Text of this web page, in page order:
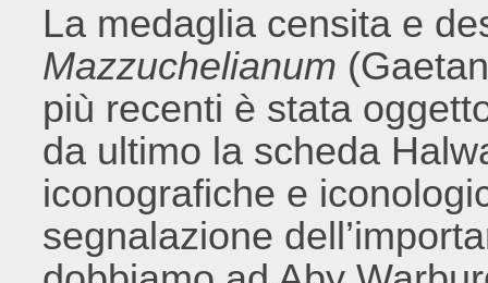
La medaglia censita e
Mazzuchelianum
più recenti è stata
da ultimo la scheda
iconografiche e
segnalazione